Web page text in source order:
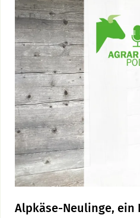
Alpkäse-Neulinge, ein